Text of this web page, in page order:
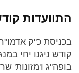
התוועדות
בכניסת כ"ק
קודש ניגנו יחי
בופה"ג ו'מזונות'